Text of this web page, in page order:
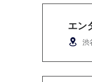
エン
渋